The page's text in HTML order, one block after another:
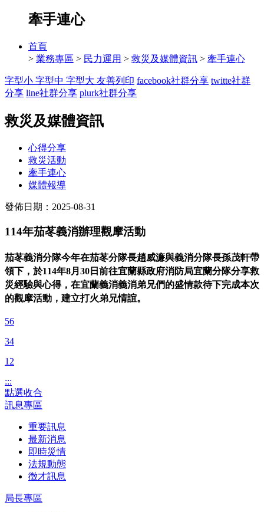
牽手連心
首頁
> 業務專區 > 民力運用 > 救災及媒體資訊 > 牽手連心
字型小 字型中 字型大 友善列印 facebook社群分享 twitte社群
分享 line社群分享 plurk社群分享
救災及媒體資訊
心得分享
救災活動
牽手連心
媒體報導
發佈日期：2025-08-31
114年茄苳義消辦理觀摩活動
茄苳義消分隊今年在茄苳分隊長趙威濂與義消分隊長孫茂軒帶
領下，於114年8月30日前往宜蘭縣政府消防局宜蘭分隊分享救
災經驗與心得，在宜蘭義消義消弟兄們的盛情款待下完成本次
的觀摩活動，建立打火弟兄情誼。
56
34
12
:::
點選收合
訊息專區
重要訊息
最新消息
即時災情
法規動態
徵才訊息
局長專區